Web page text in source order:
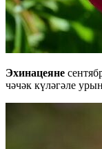
Эхинацеяне
чәчәк күләгәле